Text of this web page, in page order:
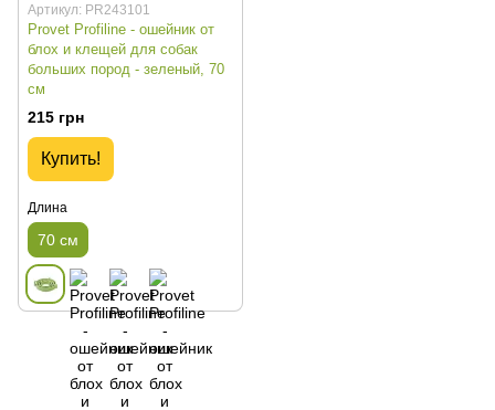
Артикул: PR243101
Provet Profiline - ошейник от
блох и клещей для собак
больших пород - зеленый, 70
см
215 грн
Купить!
Длина
70 см